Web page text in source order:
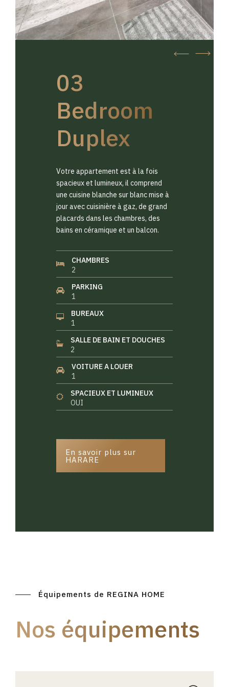
03
Bedroom
Duplex
Votre appartement est à la fois
spacieux et lumineux, il comprend
une cuisine blanche sur blanc mise à
jour avec cuisinière à gaz, de grand
placards dans les chambres, des
bains en céramique et un balcon.
CHAMBRES
2
PARKING
1
BUREAUX
1
SALLE DE BAIN ET DOUCHES
2
VOITURE A LOUER
1
SPACIEUX ET LUMINEUX
OUI
En savoir plus sur
HARARE
Équipements de REGINA HOME
Nos équipements